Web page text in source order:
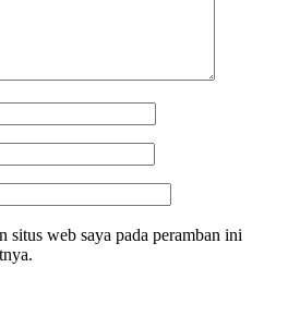
situs web saya pada peramban ini